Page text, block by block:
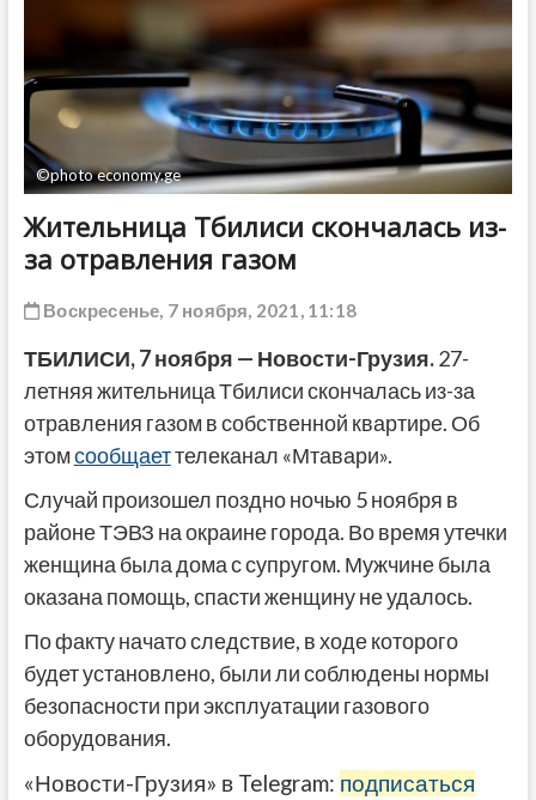
©photo economy.ge
Жительница Тбилиси скончалась из-
за отравления газом
Воскресенье, 7 ноября, 2021, 11:18
ТБИЛИСИ, 7 ноября — Новости-Грузия.27-
летняя жительница Тбилиси скончалась из-за
отравления газом в собственной квартире. Об
этомсообщаеттелеканал «Мтавари».
Случай произошел поздно ночью 5 ноября в
районе ТЭВЗ на окраине города. Во время утечки
женщина была дома с супругом. Мужчине была
оказана помощь, спасти женщину не удалось.
По факту начато следствие, в ходе которого
будет установлено, были ли соблюдены нормы
безопасности при эксплуатации газового
оборудования.
«Новости-Грузия» в Telegram: подписаться